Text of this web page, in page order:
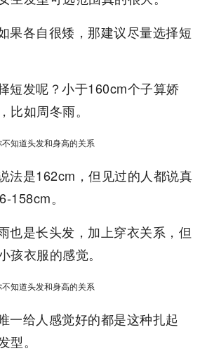
果各自很矮，那建议尽量选择短
短发呢？小于160cm个子算娇
比如周冬雨。
法是162cm，但见过的人都说真
158cm。
也是长头发，加上穿衣关系，但
孩衣服的感觉。
一给人感觉好的都是这种扎起
型。